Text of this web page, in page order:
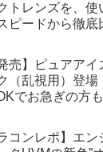
トレンズを、使
ピードから徹底
売】ピュアア
（乱視用）登場
でお急ぎの方
コンレポ】エ